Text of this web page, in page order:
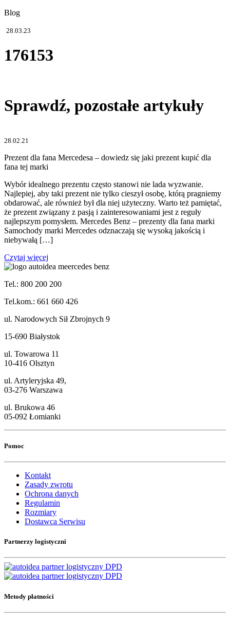
Blog
28.03.23
176153
Sprawdź, pozostałe artykuły
28.02.21
Prezent dla fana Mercedesa – dowiedz się jaki prezent kupić dla
fana tej marki
Wybór idealnego prezentu często stanowi nie lada wyzwanie.
Najlepiej, aby taki prezent nie tylko cieszył osobę, którą pragniemy
obdarować, ale również był dla niej użyteczny. Warto też pamiętać,
że prezent związany z pasją i zainteresowaniami jest z reguły
najlepszym pomysłem. Mercedes Benz – prezenty dla fana marki
Samochody marki Mercedes odznaczają się wysoką jakością i
niebywałą […]
Czytaj więcej
Tel.: 800 200 200
Tel.kom.: 661 660 426
ul. Narodowych Sił Zbrojnych 9
15-690 Białystok
ul. Towarowa 11
10-416 Olsztyn
ul. Artyleryjska 49,
03-276 Warszawa
ul. Brukowa 46
05-092 Łomianki
Pomoc
Kontakt
Zasady zwrotu
Ochrona danych
Regulamin
Rozmiary
Dostawca Serwisu
Partnerzy logistyczni
Metody płatności